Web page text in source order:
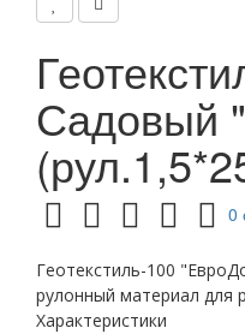
Садовый
0
Геотекстиль-100
рулонный материал для
Характеристики